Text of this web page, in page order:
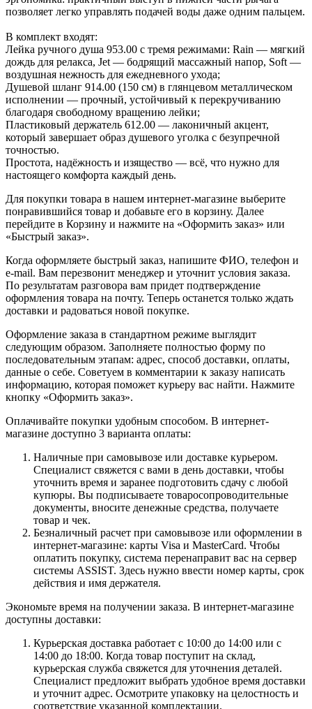
позволяет легко управлять подачей воды даже одним пальцем.
В комплект входят:
Лейка ручного душа 953.00 с тремя режимами: Rain — мягкий
дождь для релакса, Jet — бодрящий массажный напор, Soft —
воздушная нежность для ежедневного ухода;
Душевой шланг 914.00 (150 см) в глянцевом металлическом
исполнении — прочный, устойчивый к перекручиванию
благодаря свободному вращению лейки;
Пластиковый держатель 612.00 — лаконичный акцент,
который завершает образ душевого уголка с безупречной
точностью.
Простота, надёжность и изящество — всё, что нужно для
настоящего комфорта каждый день.
Для покупки товара в нашем интернет-магазине выберите
понравившийся товар и добавьте его в корзину. Далее
перейдите в Корзину и нажмите на «Оформить заказ» или
«Быстрый заказ».
Когда оформляете быстрый заказ, напишите ФИО, телефон и
e-mail. Вам перезвонит менеджер и уточнит условия заказа.
По результатам разговора вам придет подтверждение
оформления товара на почту. Теперь останется только ждать
доставки и радоваться новой покупке.
Оформление заказа в стандартном режиме выглядит
следующим образом. Заполняете полностью форму по
последовательным этапам: адрес, способ доставки, оплаты,
данные о себе. Советуем в комментарии к заказу написать
информацию, которая поможет курьеру вас найти. Нажмите
кнопку «Оформить заказ».
Оплачивайте покупки удобным способом. В интернет-
магазине доступно 3 варианта оплаты:
Наличные при самовывозе или доставке курьером.
Специалист свяжется с вами в день доставки, чтобы
уточнить время и заранее подготовить сдачу с любой
купюры. Вы подписываете товаросопроводительные
документы, вносите денежные средства, получаете
товар и чек.
Безналичный расчет при самовывозе или оформлении в
интернет-магазине: карты Visa и MasterCard. Чтобы
оплатить покупку, система перенаправит вас на сервер
системы ASSIST. Здесь нужно ввести номер карты, срок
действия и имя держателя.
Экономьте время на получении заказа. В интернет-магазине
доступны доставки:
Курьерская доставка работает с 10:00 до 14:00 или с
14:00 до 18:00. Когда товар поступит на склад,
курьерская служба свяжется для уточнения деталей.
Специалист предложит выбрать удобное время доставки
и уточнит адрес. Осмотрите упаковку на целостность и
соответствие указанной комплектации.